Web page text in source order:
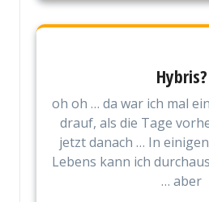
Hybris?
oh oh … da war ich mal
drauf, als die Tage
jetzt danach … In
Lebens kann ich
… aber